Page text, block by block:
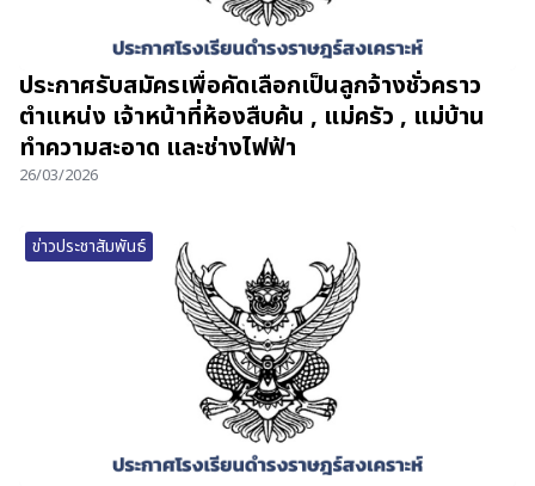
ประกาศรับสมัครเพื่อคัดเลือกเป็นลูกจ้างชั่วคราว
ตำแหน่ง เจ้าหน้าที่ห้องสืบค้น , แม่ครัว , แม่บ้าน
ทำความสะอาด และช่างไฟฟ้า
26/03/2026
ข่าวประชาสัมพันธ์